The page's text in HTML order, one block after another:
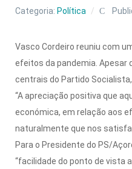
Categoria: Política
Vasco Cordeiro reuniu com
efeitos da pandemia. Apesar
centrais do Partido
“A apreciação positiva que
económica, em relação aos
naturalmente que nos
Para o Presidente do PS/
“facilidade do ponto de vista